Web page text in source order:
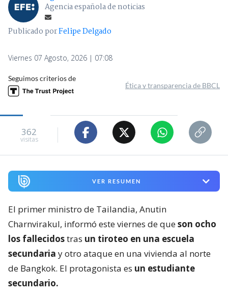
Agencia española de noticias
Publicado porFelipe Delgado
Viernes 07 Agosto, 2026 | 07:08
Seguimos criterios de
Ética y transparencia de BBCL
362
visitas
VER RESUMEN
El primer ministro de Tailandia, Anutin
Charnvirakul, informó este viernes de queson ocho
los fallecidostras un tiroteo en una escuela
secundaria y otro ataque en una vivienda al norte
de Bangkok. El protagonista es un estudiante
secundario.